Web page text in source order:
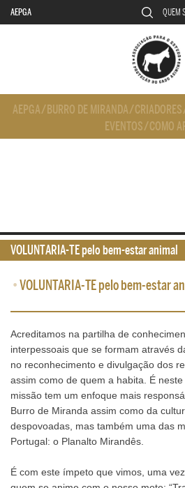
AEPGA QUEM
AEPGA/ BURRO DE MIRANDA/CRIADORES
EVENTOS/COMO
•VOLUNTARIA-TE pelo bem-estar
Acreditamos na partilha de
interpessoais que se formam através
no reconhecimento e divulgação dos
assim como de quem a habita. É
missão tem um enfoque mais
Burro de Miranda assim como da
despovoadas, mas também uma das
Portugal: o Planalto Mirandês.
É com este ímpeto que vimos, uma
VOLUNTARIA-TE pelo bem-estar animal